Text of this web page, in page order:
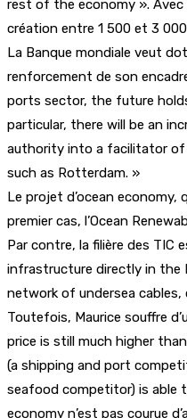
rest of the economy ». Avec
création entre 1 500 et 3
La Banque mondiale veut
renforcement de son
ports sector, the future
particular, there will be an
authority into a facilitator of
such as Rotterdam. »
Le projet d’ocean economy,
premier cas, l’Ocean
Par contre, la filière des TIC
infrastructure directly in the
network of undersea
Toutefois, Maurice souffre
price is still much higher
(a shipping and port
seafood competitor) is able
economy n’est pas courue